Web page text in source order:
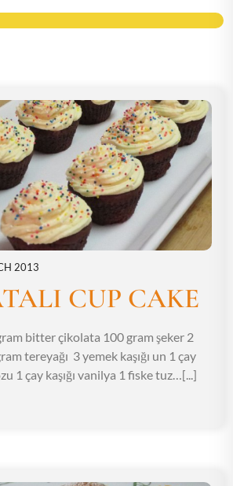
2013
CUP CAKE
bitter çikolata 100 gram şeker 2
tereyağı 3 yemek kaşığı un 1 çay
1 çay kaşığı vanilya 1 fiske tuz…[...]